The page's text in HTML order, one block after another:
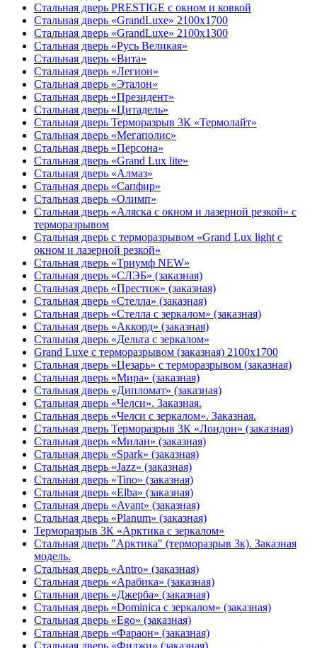
Стальная дверь PRESTIGE с окном и ковкой
Стальная дверь «GrandLuxe» 2100х1700
Стальная дверь «GrandLuxe» 2100х1300
Стальная дверь «Русь Великая»
Стальная дверь «Вита»
Стальная дверь «Легион»
Стальная дверь «Эталон»
Стальная дверь «Президент»
Стальная дверь «Цитадель»
Стальная дверь Терморазрыв 3К «Термолайт»
Стальная дверь «Мегаполис»
Стальная дверь «Персона»
Стальная дверь «Grand Lux lite»
Стальная дверь «Алмаз»
Стальная дверь «Сапфир»
Стальная дверь «Олимп»
Стальная дверь «Аляска с окном и лазерной резкой» с
терморазрывом
Стальная дверь с терморазрывом «Grand Lux light с
окном и лазерной резкой»
Стальная дверь «Триумф NEW»
Стальная дверь «СЛЭБ» (заказная)
Стальная дверь «Престиж» (заказная)
Стальная дверь «Стелла» (заказная)
Стальная дверь «Стелла с зеркалом» (заказная)
Стальная дверь «Аккорд» (заказная)
Стальная дверь «Дельта с зеркалом»
Grand Luxe с терморазрывом (заказная) 2100х1700
Стальная дверь «Цезарь» с терморазрывом (заказная)
Стальная дверь «Мира» (заказная)
Стальная дверь «Дипломат» (заказная)
Стальная дверь «Челси». Заказная.
Стальная дверь «Челси с зеркалом». Заказная.
Стальная дверь Терморазрыв 3К «Лондон» (заказная)
Стальная дверь «Милан» (заказная)
Стальная дверь «Spark» (заказная)
Стальная дверь «Jazz» (заказная)
Стальная дверь «Tino» (заказная)
Стальная дверь «Elba» (заказная)
Стальная дверь «Avant» (заказная)
Стальная дверь «Planum» (заказная)
Терморазрыв 3К «Арктика с зеркалом»
Стальная дверь "Арктика" (терморазрыв 3к). Заказная
модель.
Стальная дверь «Antro» (заказная)
Стальная дверь «Арабика» (заказная)
Стальная дверь «Джерба» (заказная)
Стальная дверь «Dominica с зеркалом» (заказная)
Стальная дверь «Ego» (заказная)
Стальная дверь «Фараон» (заказная)
Стальная дверь «Фиджи» (заказная)